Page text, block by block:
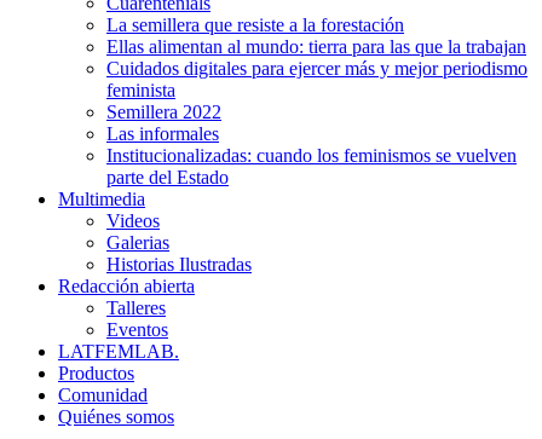
La semillera que resiste a la forestación
Ellas alimentan al mundo: tierra para las que la trabajan
Cuidados digitales para ejercer más y mejor periodismo
feminista
Semillera 2022
Las informales
Institucionalizadas: cuando los feminismos se vuelven
parte del Estado
Multimedia
Videos
Galerias
Historias Ilustradas
Redacción abierta
Talleres
Eventos
LATFEMLAB.
Productos
Comunidad
Quiénes somos